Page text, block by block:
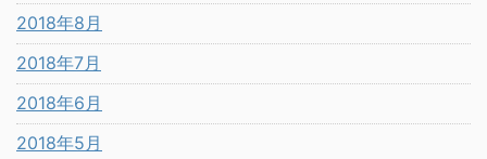
2018年8月
2018年7月
2018年6月
2018年5月